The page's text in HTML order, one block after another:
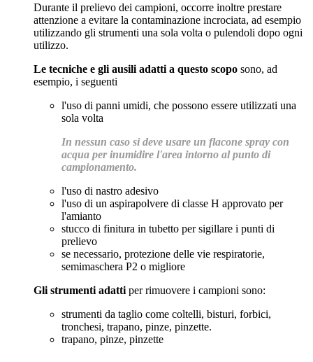
Durante il prelievo dei campioni, occorre inoltre prestare
attenzione a evitare la contaminazione incrociata, ad esempio
utilizzando gli strumenti una sola volta o pulendoli dopo ogni
utilizzo.
Le tecniche e gli ausili adatti a questo scopo sono, ad
esempio, i seguenti
l'uso di panni umidi, che possono essere utilizzati una
sola volta
In nessun caso si deve usare un flacone spray con
acqua per inumidire l'area intorno al punto di
campionamento.
l'uso di nastro adesivo
l'uso di un aspirapolvere di classe H approvato per
l'amianto
stucco di finitura in tubetto per sigillare i punti di
prelievo
se necessario, protezione delle vie respiratorie,
semimaschera P2 o migliore
Gli strumenti adatti per rimuovere i campioni sono:
strumenti da taglio come coltelli, bisturi, forbici,
tronchesi, trapano, pinze, pinzette.
trapano, pinze, pinzette